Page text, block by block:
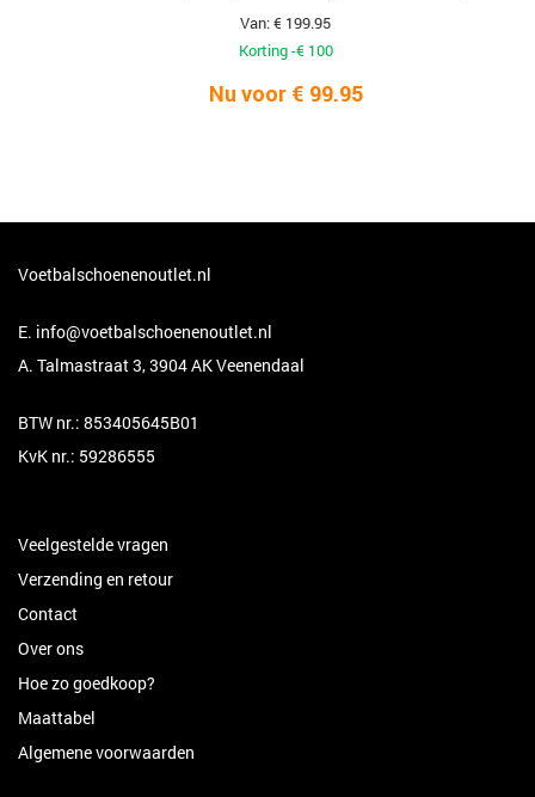
Van: € 199.95
Korting -€ 100
Nu voor € 99.95
Voetbalschoenenoutlet.nl
E. info@voetbalschoenenoutlet.nl
A. Talmastraat 3, 3904 AK Veenendaal
BTW nr.: 853405645B01
KvK nr.: 59286555
Veelgestelde vragen
Verzending en retour
Contact
Over ons
Hoe zo goedkoop?
Maattabel
Algemene voorwaarden